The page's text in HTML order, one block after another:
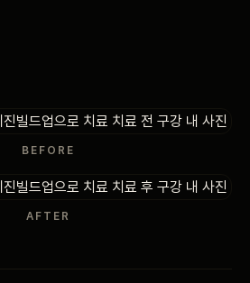
BEFORE
AFTER